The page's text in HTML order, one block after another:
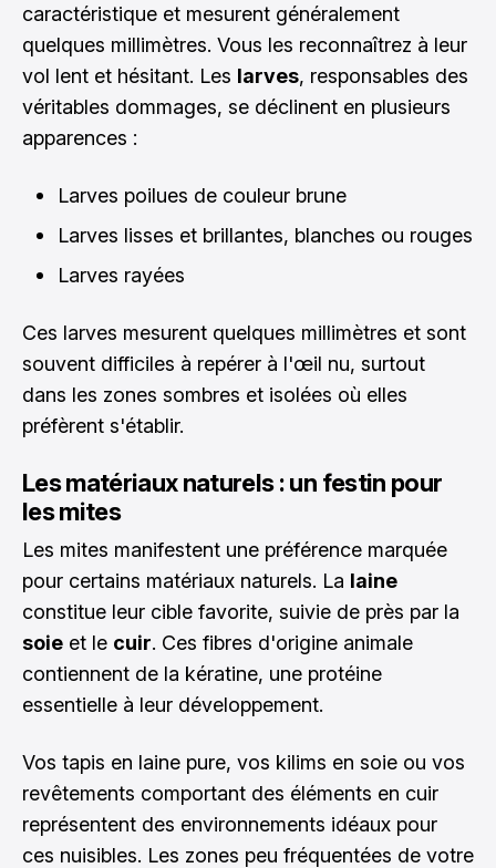
caractéristique et mesurent généralement
quelques millimètres. Vous les reconnaîtrez à leur
vol lent et hésitant. Les larves, responsables des
véritables dommages, se déclinent en plusieurs
apparences :
Larves poilues de couleur brune
Larves lisses et brillantes, blanches ou rouges
Larves rayées
Ces larves mesurent quelques millimètres et sont
souvent difficiles à repérer à l'œil nu, surtout
dans les zones sombres et isolées où elles
préfèrent s'établir.
Les matériaux naturels : un festin pour
les mites
Les mites manifestent une préférence marquée
pour certains matériaux naturels. La laine
constitue leur cible favorite, suivie de près par la
soie et le cuir. Ces fibres d'origine animale
contiennent de la kératine, une protéine
essentielle à leur développement.
Vos tapis en laine pure, vos kilims en soie ou vos
revêtements comportant des éléments en cuir
représentent des environnements idéaux pour
ces nuisibles. Les zones peu fréquentées de votre